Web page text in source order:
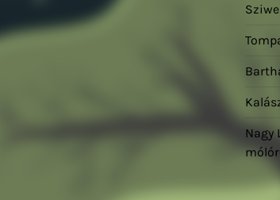
Nagy